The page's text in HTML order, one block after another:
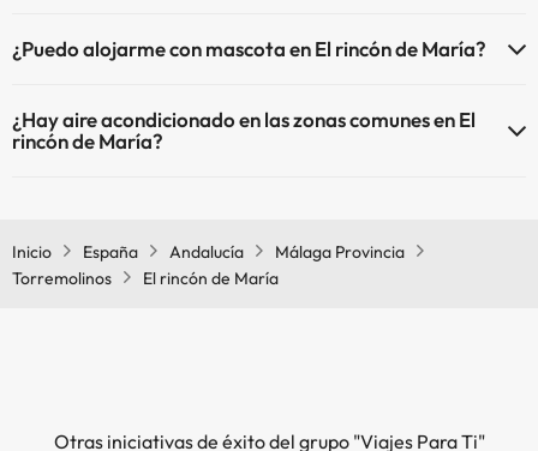
¿Puedo alojarme con mascota en El rincón de María?
¿Hay aire acondicionado en las zonas comunes en El
rincón de María?
Inicio
España Andalucía
Málaga Provincia
Torremolinos
El rincón de María
Otras iniciativas de éxito del grupo "Viajes Para Ti"